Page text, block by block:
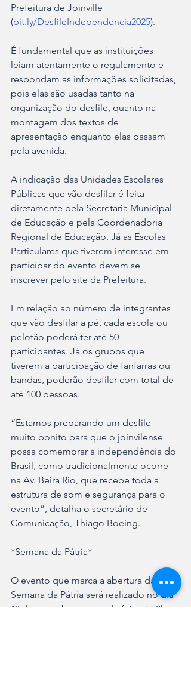
Prefeitura de Joinville
(bit.ly/DesfileIndependencia2025).
É fundamental que as instituições
leiam atentamente o regulamento e
respondam as informações solicitadas,
pois elas são usadas tanto na
organização do desfile, quanto na
montagem dos textos de
apresentação enquanto elas passam
pela avenida.
A indicação das Unidades Escolares
Públicas que vão desfilar é feita
diretamente pela Secretaria Municipal
de Educação e pela Coordenadoria
Regional de Educação. Já as Escolas
Particulares que tiverem interesse em
participar do evento devem se
inscrever pelo site da Prefeitura.
Em relação ao número de integrantes
que vão desfilar a pé, cada escola ou
pelotão poderá ter até 50
participantes. Já os grupos que
tiverem a participação de fanfarras ou
bandas, poderão desfilar com total de
até 100 pessoas.
“Estamos preparando um desfile
muito bonito para que o joinvilense
possa comemorar a independência do
Brasil, como tradicionalmente ocorre
na Av. Beira Rio, que recebe toda a
estrutura de som e segurança para o
evento”, detalha o secretário de
Comunicação, Thiago Boeing.
*Semana da Pátria*
O evento que marca a abertura da
Semana da Pátria será realizado no dia
1º de setembro, segunda-feira, às 8h,